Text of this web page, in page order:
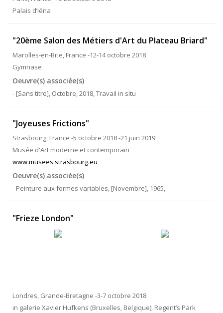
Palais d’Iéna
"20ème Salon des Métiers d'Art du Plateau Briard"
Marolles-en-Brie, France -12-14 octobre 2018
Gymnase
Oeuvre(s) associée(s)
- [Sans titre], Octobre, 2018, Travail in situ
"Joyeuses Frictions"
Strasbourg, France -5 octobre 2018 -21 juin 2019
Musée d'Art moderne et contemporain
www.musees.strasbourg.eu
Oeuvre(s) associée(s)
- Peinture aux formes variables, [Novembre], 1965,
"Frieze London"
Londres, Grande-Bretagne -3-7 octobre 2018
in galerie Xavier Hufkens (Bruxelles, Belgique), Regent’s Park